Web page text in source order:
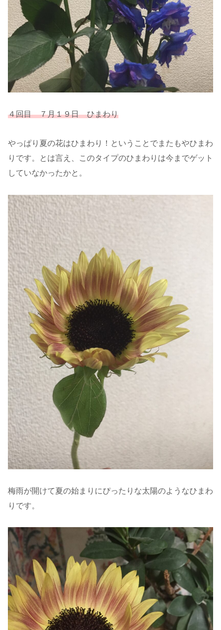
４回目 ７月１９日 ひまわり
やっぱり夏の花はひまわり！ということでまたもやひまわ
りです。とは言え、このタイプのひまわりは今までゲット
していなかったかと。
梅雨が開けて夏の始まりにぴったりな太陽のようなひまわ
りです。